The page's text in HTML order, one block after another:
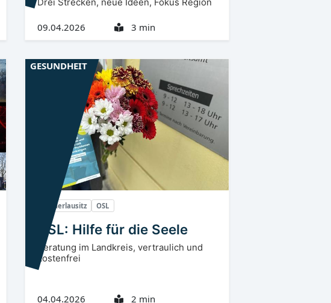
Drei Strecken, neue Ideen, Fokus Region
09.04.2026 3 min
Niederlausitz OSL
OSL: Hilfe für die Seele
Beratung im Landkreis, vertraulich und
kostenfrei
04.04.2026 2 min
GESUNDHEIT